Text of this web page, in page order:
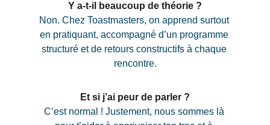
Y a-t-il beaucoup de théorie ?
Non. Chez Toastmasters, on apprend surtout
en pratiquant, accompagné d’un programme
structuré et de retours constructifs à chaque
rencontre.
Et si j’ai peur de parler ?
C’est normal ! Justement, nous sommes là